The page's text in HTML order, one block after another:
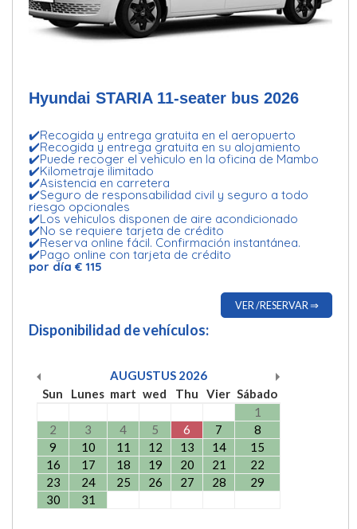
Hyundai STARIA 11-seater bus 2026
✔️Recogida y entrega gratuita en el aeropuerto
✔️Recogida y entrega gratuita en su alojamiento
✔️Puede recoger el vehiculo en la oficina de Mambo
✔️Kilometraje ilimitado
✔️Asistencia en carretera
✔️Seguro de responsabilidad civil y seguro a todo
riesgo opcionales
✔️Los vehiculos disponen de aire acondicionado
✔️No se requiere tarjeta de crédito
✔️Reserva online fácil. Confirmación instantánea.
✔️Pago online con tarjeta de crédito
por día € 115
VER /RESERVAR ⇒
Disponibilidad de vehículos:
AUGUSTUS 2026
Sun
Lunes mart wed Thu Vier Sábado
1
2
3 4 5 6 7
8
9
10 11 12 13 14
15
16
17 18 19 20 21
22
23
24 25 26 27 28
29
30
31